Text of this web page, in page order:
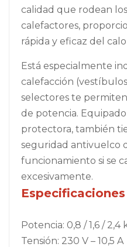
calidad que rodean
calefactores,
rápida y eficaz del
Está especialmente
calefacción
selectores te
de potencia.
protectora, también
seguridad antivuelco
funcionamiento si se
excesivamente.
Potencia: 0,8 / 1,6 / 2,4
Tensión: 230 V – 10,5 A